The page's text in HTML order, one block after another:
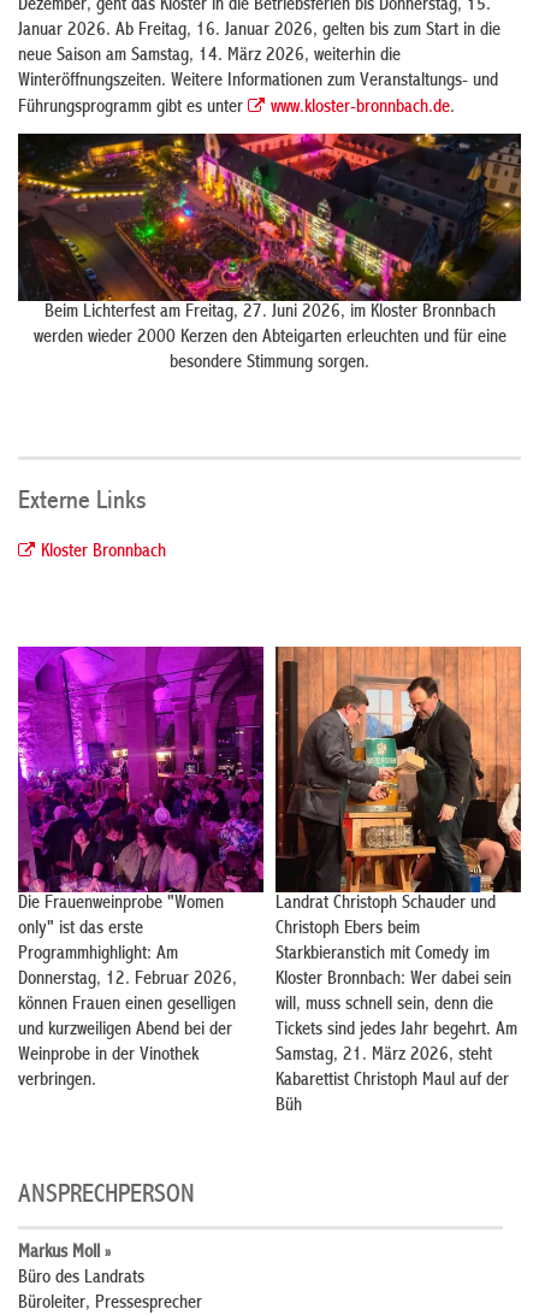
Dezember, geht das Kloster in die Betriebsferien bis Donnerstag, 15.
Januar 2026. Ab Freitag, 16. Januar 2026, gelten bis zum Start in die
neue Saison am Samstag, 14. März 2026, weiterhin die
Winteröffnungszeiten. Weitere Informationen zum Veranstaltungs- und
Führungsprogramm gibt es unter
www.kloster-bronnbach.de.
Beim Lichterfest am Freitag, 27. Juni 2026, im Kloster Bronnbach
werden wieder 2000 Kerzen den Abteigarten erleuchten und für eine
besondere Stimmung sorgen.
Externe Links
Kloster Bronnbach
Die Frauenweinprobe "Women
only" ist das erste
Programmhighlight: Am
Donnerstag, 12. Februar 2026,
können Frauen einen geselligen
und kurzweiligen Abend bei der
Weinprobe in der Vinothek
verbringen.
Landrat Christoph Schauder und
Christoph Ebers beim
Starkbieranstich mit Comedy im
Kloster Bronnbach: Wer dabei sein
will, muss schnell sein, denn die
Tickets sind jedes Jahr begehrt. Am
Samstag, 21. März 2026, steht
Kabarettist Christoph Maul auf der
Büh
ANSPRECHPERSON
Markus Moll »
Büro des Landrats
Büroleiter, Pressesprecher